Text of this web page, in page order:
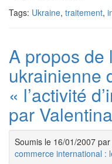
Tags: Ukraine, traitement,
A propos de
ukrainienne
« l’activité
par
Soumis le 16/01/2007
commerce international :